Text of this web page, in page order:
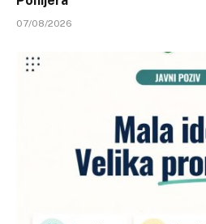
07/08/2026